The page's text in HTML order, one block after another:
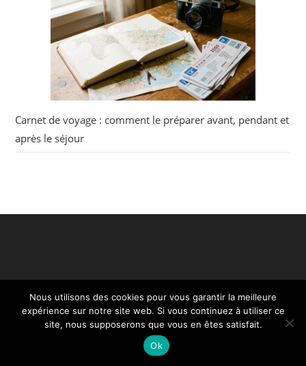
Carnet de voyage : comment le préparer avant, pendant et
après le séjour
Céline, l'optimiste - Copyright ©2020. Tous droits réservés.
Nous utilisons des cookies pour vous garantir la meilleure
expérience sur notre site web. Si vous continuez à utiliser ce
site, nous supposerons que vous en êtes satisfait.
Ok